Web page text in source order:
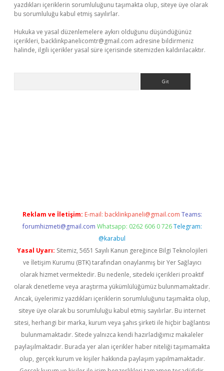
yazdıkları içeriklerin sorumluluğunu taşımakta olup, siteye üye olarak
bu sorumluluğu kabul etmiş sayılırlar.
Hukuka ve yasal düzenlemelere aykırı olduğunu düşündüğünüz
içerikleri, backlinkpanelicomtr@gmail.com adresine bildirmeniz
halinde, ilgili içerikler yasal süre içerisinde sitemizden kaldırılacaktır.
Reklam ve İletişim: E-mail: backlinkpaneli@gmail.com Teams:
forumhizmeti@gmail.com Whatsapp: 0262 606 0 726 Telegram:
@karabul
Yasal Uyarı: Sitemiz, 5651 Sayılı Kanun gereğince Bilgi Teknolojileri
ve İletişim Kurumu (BTK) tarafından onaylanmış bir Yer Sağlayıcı
olarak hizmet vermektedir. Bu nedenle, sitedeki içerikleri proaktif
olarak denetleme veya araştırma yükümlülüğümüz bulunmamaktadır.
Ancak, üyelerimiz yazdıkları içeriklerin sorumluluğunu taşımakta olup,
siteye üye olarak bu sorumluluğu kabul etmiş sayılırlar. Bu internet
sitesi, herhangi bir marka, kurum veya şahıs şirketi ile hiçbir bağlantısı
bulunmamaktadır. Sitede yalnızca kendi hazırladığımız makaleler
paylaşılmaktadır. Burada yer alan içerikler haber niteliği taşımamakta
olup, gerçek kurum ve kişiler hakkında paylaşım yapılmamaktadır.